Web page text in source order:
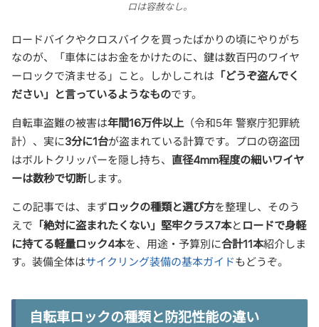
ロは容赦なし。
ロードバイクやクロスバイクを買ったばかりの頃にやりがち
なのが、「車体にはお金をかけたのに、鍵は数百円のワイヤ
ーロックで済ませる」こと。しかしこれは 「どうぞ盗んでく
ださい」と言っているようなものです。
自転車盗難の被害は年間16万件以上（令和5年 警察庁犯罪統
計）、実に3分に1台が盗まれている計算です。プロの窃盗団
はボルトクリッパーを隠し持ち、 直径4mm程度の細いワイヤ
ーは数秒で切断します。
この記事では、まずロックの種類と選び方を整理し、そのう
えで 「絶対に盗まれたくない」堅牢クラス7本と ロードで身軽
に持てる軽量ロック4本を、用途・予算別に合計11本紹介しま
す。装備全体はサイクリング装備の基本ガイドもどうぞ。
自転車ロックの種類と防犯性能の違い